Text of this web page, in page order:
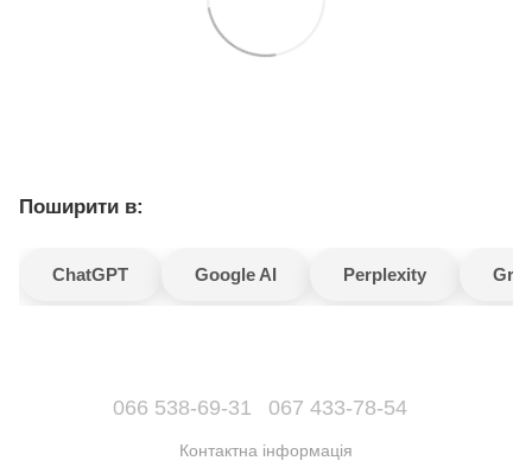
Поширити в:
ChatGPT Google AI Perplexity
066 538-69-31 067 433-78-54
Контактна інформація